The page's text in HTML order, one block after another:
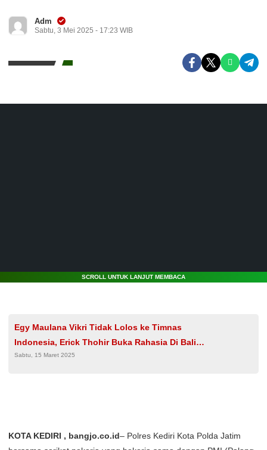
Adm
Sabtu, 3 Mei 2025 - 17:23 WIB
SCROLL UNTUK LANJUT MEMBACA
Egy Maulana Vikri Tidak Lolos ke Timnas
Indonesia, Erick Thohir Buka Rahasia Di Balik
Hal Ini
Sabtu, 15 Maret 2025
KOTA KEDIRI , bangjo.co.id– Polres Kediri Kota Polda Jatim